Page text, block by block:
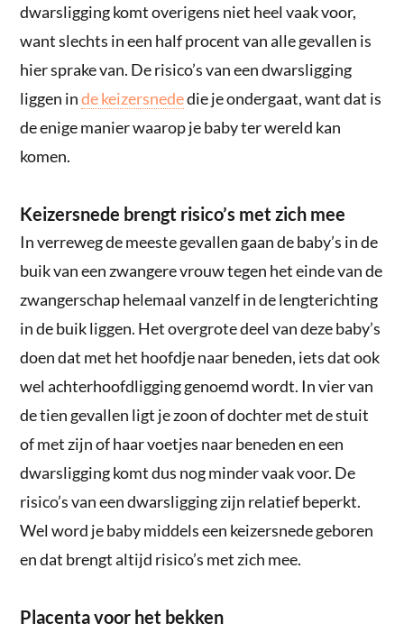
dwarsligging komt overigens niet heel vaak voor,
want slechts in een half procent van alle gevallen is
hier sprake van. De risico’s van een dwarsligging
liggen inde keizersnededie je ondergaat, want dat is
de enige manier waarop je baby ter wereld kan
komen.
Keizersnede brengt risico’s met zich mee
In verreweg de meeste gevallen gaan de baby’s in de
buik van een zwangere vrouw tegen het einde van de
zwangerschap helemaal vanzelf in de lengterichting
in de buik liggen. Het overgrote deel van deze baby’s
doen dat met het hoofdje naar beneden, iets dat ook
wel achterhoofdligging genoemd wordt. In vier van
de tien gevallen ligt je zoon of dochter met de stuit
of met zijn of haar voetjes naar beneden en een
dwarsligging komt dus nog minder vaak voor. De
risico’s van een dwarsligging zijn relatief beperkt.
Wel word je baby middels een keizersnede geboren
en dat brengt altijd risico’s met zich mee.
Placenta voor het bekken